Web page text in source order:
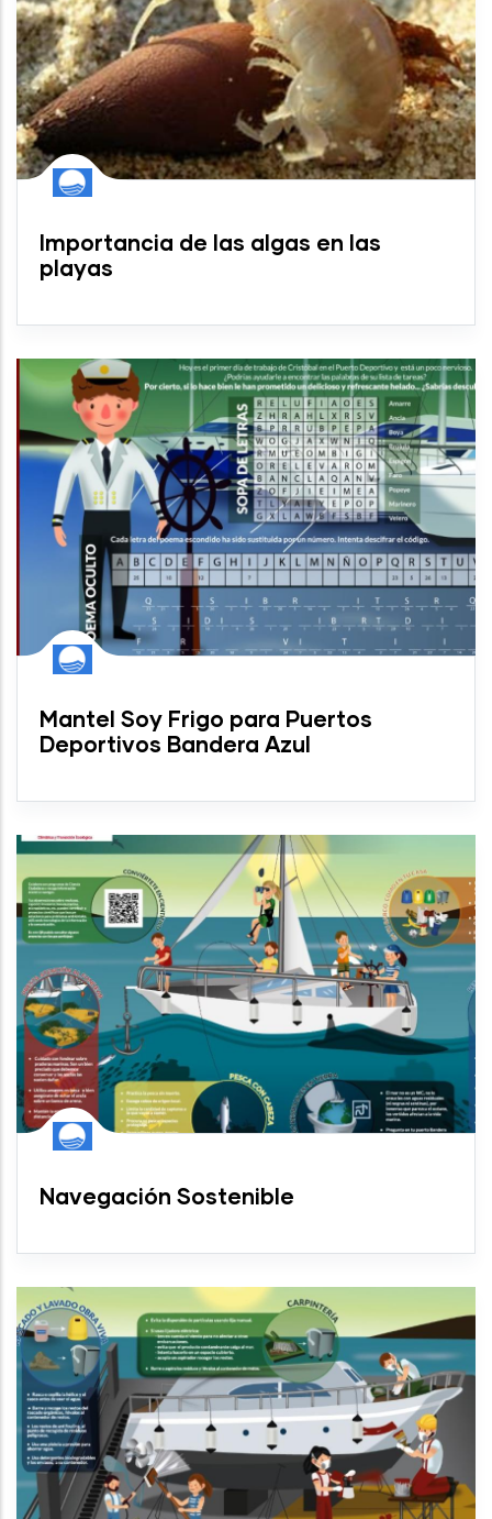
Importancia de las algas en las
playas
Mantel Soy Frigo para Puertos
Deportivos Bandera Azul
Navegación Sostenible